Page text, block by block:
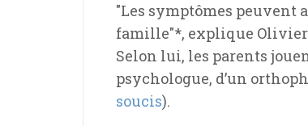
"Les symptômes peuvent
famille"*, explique
Selon lui, les parents
psychologue, d’un
soucis).